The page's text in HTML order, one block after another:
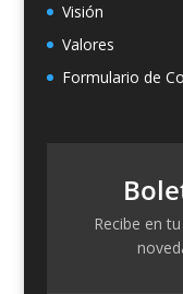
Visión
Valores
Formulario de
Recibe en